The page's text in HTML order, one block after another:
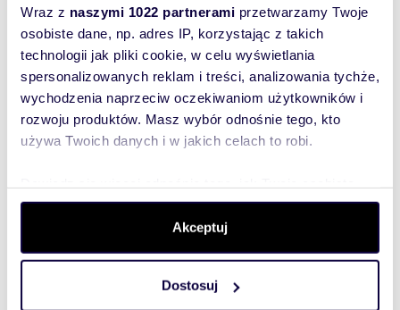
Wraz z naszymi 1022 partnerami przetwarzamy Twoje
osobiste dane, np. adres IP, korzystając z takich
technologii jak pliki cookie, w celu wyświetlania
spersonalizowanych reklam i treści, analizowania tychże,
wychodzenia naprzeciw oczekiwaniom użytkowników i
rozwoju produktów. Masz wybór odnośnie tego, kto
używa Twoich danych i w jakich celach to robi.
dane są przetwarzane oraz ustaw własne preferencje w
. W Deklaracji plików cookie możesz
zmienić lub wycofać swoją zgodę w dowolnej chwili.
Wykorzystujemy pliki cookie do spersonalizowania treści
Akceptuj
Dostosuj
WYRÓŻNIONE
86zł/m